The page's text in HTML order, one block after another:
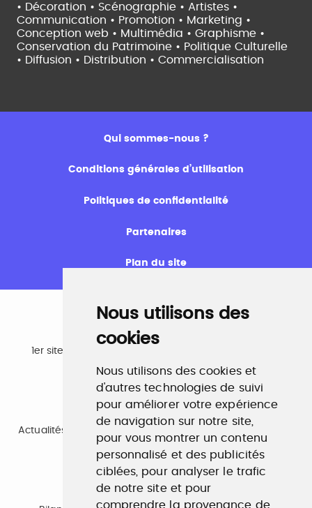
Nous utilisons des
cookies
Nous utilisons des cookies et
d'autres technologies de suivi
pour améliorer votre expérience
de navigation sur notre site,
pour vous montrer un contenu
personnalisé et des publicités
ciblées, pour analyser le trafic
de notre site et pour
comprendre la provenance de
• Décoration • Scénographie • Artistes •
Communication • Promotion • Marketing •
Conception web • Multimédia • Graphisme •
Conservation du Patrimoine • Politique Culturelle
• Diffusion • Distribution • Commercialisation
Qui sommes-nous ?
Conditions générales d’utilisation
Politiques de confidentialité
Partenaires
Plan du site
Emploi
1er site emploi du secteur culturel 784.000 visites et
www.profilculture.com
Formation
Actualités, guide et annuaire des formations aux métiers
de la culture.
www.profilculture-formation.com
Accompagnement professionnel